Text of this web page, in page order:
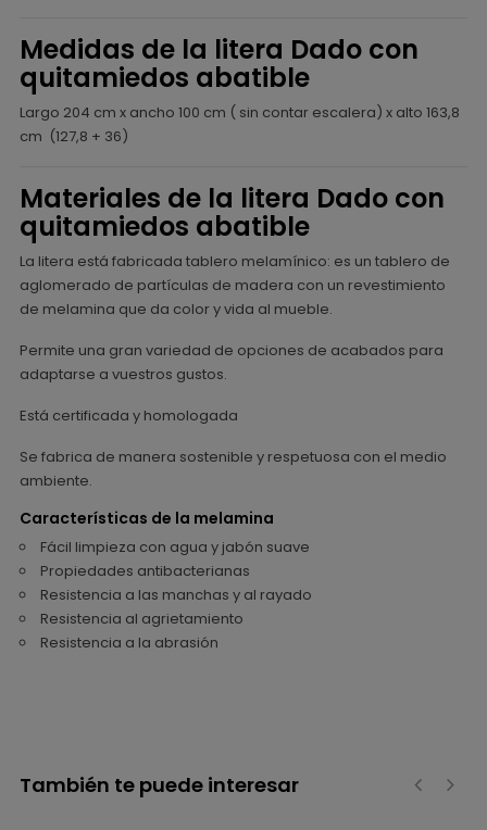
Medidas de la litera Dado con
quitamiedos abatible
Largo 204 cm x ancho 100 cm ( sin contar escalera) x alto 163,8
cm (127,8 + 36)
Materiales de la litera Dado con
quitamiedos abatible
La litera está fabricada tablero melamínico: es un tablero de
aglomerado de partículas de madera con un revestimiento
de melamina que da color y vida al mueble.
Permite una gran variedad de opciones de acabados para
adaptarse a vuestros gustos.
Está certificada y homologada
Se fabrica de manera sostenible y respetuosa con el medio
ambiente.
Características de la melamina
Fácil limpieza con agua y jabón suave
Propiedades antibacterianas
Resistencia a las manchas y al rayado
Resistencia al agrietamiento
Resistencia a la abrasión
También te puede interesar